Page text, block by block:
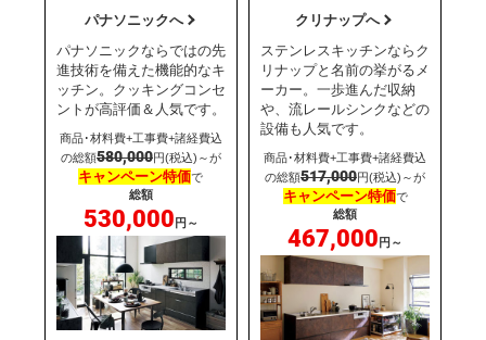
パナソニックへ
パナソニックならではの先
進技術を備えた機能的なキ
ッチン。クッキングコンセ
ントが高評価＆人気です。
商品･材料費+工事費+諸経費込
の総額580,000円(税込)～が
キャンペーン特価で
総額
530,000 円～
クリナップへ
ステンレスキッチンならク
リナップと名前の挙がるメ
ーカー。一歩進んだ収納
や、流レールシンクなどの
設備も人気です。
商品･材料費+工事費+諸経費込
の総額517,000円(税込)～が
キャンペーン特価で
総額
467,000 円～